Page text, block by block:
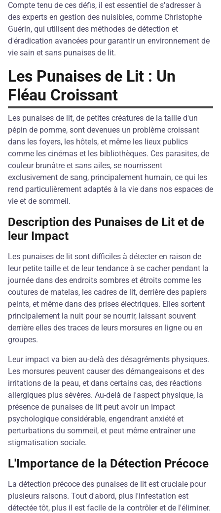
Compte tenu de ces défis, il est essentiel de s'adresser à
des experts en gestion des nuisibles, comme Christophe
Guérin, qui utilisent des méthodes de détection et
d'éradication avancées pour garantir un environnement de
vie sain et sans punaises de lit.
Les Punaises de Lit : Un
Fléau Croissant
Les punaises de lit, de petites créatures de la taille d'un
pépin de pomme, sont devenues un problème croissant
dans les foyers, les hôtels, et même les lieux publics
comme les cinémas et les bibliothèques. Ces parasites, de
couleur brunâtre et sans ailes, se nourrissent
exclusivement de sang, principalement humain, ce qui les
rend particulièrement adaptés à la vie dans nos espaces de
vie et de sommeil.
Description des Punaises de Lit et de
leur Impact
Les punaises de lit sont difficiles à détecter en raison de
leur petite taille et de leur tendance à se cacher pendant la
journée dans des endroits sombres et étroits comme les
coutures de matelas, les cadres de lit, derrière des papiers
peints, et même dans des prises électriques. Elles sortent
principalement la nuit pour se nourrir, laissant souvent
derrière elles des traces de leurs morsures en ligne ou en
groupes.
Leur impact va bien au-delà des désagréments physiques.
Les morsures peuvent causer des démangeaisons et des
irritations de la peau, et dans certains cas, des réactions
allergiques plus sévères. Au-delà de l'aspect physique, la
présence de punaises de lit peut avoir un impact
psychologique considérable, engendrant anxiété et
perturbations du sommeil, et peut même entraîner une
stigmatisation sociale.
L'Importance de la Détection Précoce
La détection précoce des punaises de lit est cruciale pour
plusieurs raisons. Tout d'abord, plus l'infestation est
détectée tôt, plus il est facile de la contrôler et de l'éliminer.